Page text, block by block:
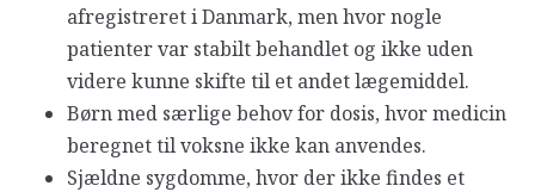
afregistreret i Danmark, men hvor nogle
patienter var stabilt behandlet og ikke uden
videre kunne skifte til et andet lægemiddel.
Børn med særlige behov for dosis, hvor medicin
beregnet til voksne ikke kan anvendes.
Sjældne sygdomme, hvor der ikke findes et